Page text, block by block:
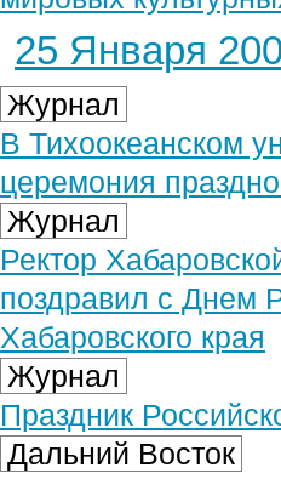
25 Января
Журнал
В Тихоокеанском
церемония
Журнал
Ректор
поздравил с Днем
Хабаровского края
Журнал
Праздник
Дальний Восток